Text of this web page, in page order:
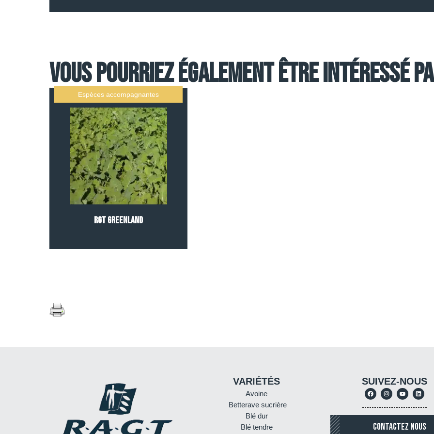
Vous pourriez également être intéressé
Espèces accompagnantes
RGT GREENLAND
VARIÉTÉS
Avoine
Betterave sucrière
Blé dur
Blé tendre
SUIVEZ-NOUS
CONTACTEZ NOUS